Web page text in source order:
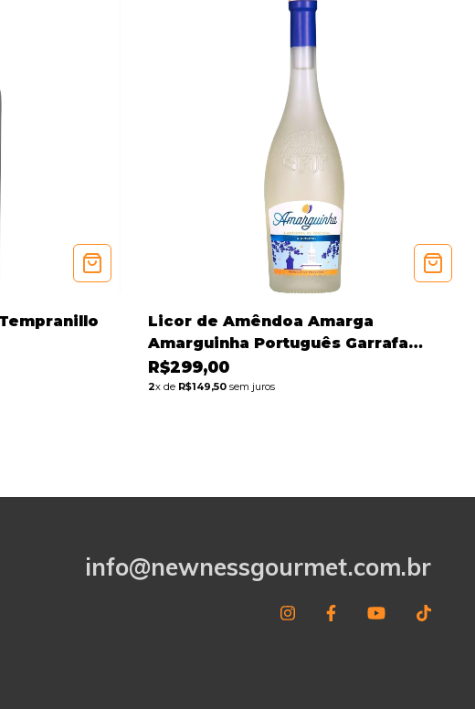
Licor de Amêndoa Amarga
Amarguinha Português Garrafa
700ml
R$299,00
2x de R$149,50sem juros
info@newnessgourmet.com.br